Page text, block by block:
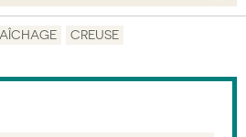
CREUSE